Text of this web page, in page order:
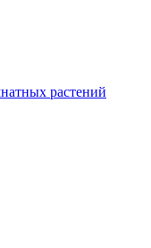
растений